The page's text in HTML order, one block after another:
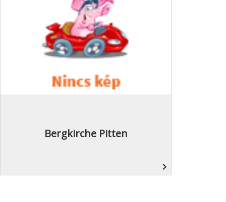
Bergkirche Pitten
navigate_next